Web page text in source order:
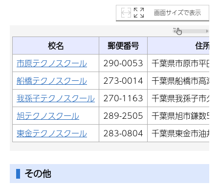
画面サイズで表示
校名 郵便番号
住所
市原テクノスクール
290-0053
千葉県市原市平
船橋テクノスクール
273-0014
千葉県船橋市高瀬
我孫子テクノスクール
270-1163
千葉県我孫子市
旭テクノスクール
289-2505
千葉県旭市鎌数
東金テクノスクール
283-0804 千葉県東金市油
その他